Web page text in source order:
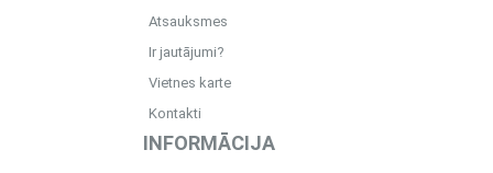
Atsauksmes
Ir jautājumi?
Vietnes karte
Kontakti
INFORMĀCIJA